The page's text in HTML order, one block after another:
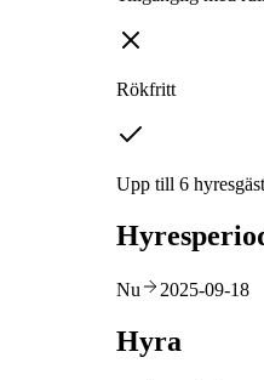
Rökfritt
Upp till 6
Nu 2025-09-18
Hyra